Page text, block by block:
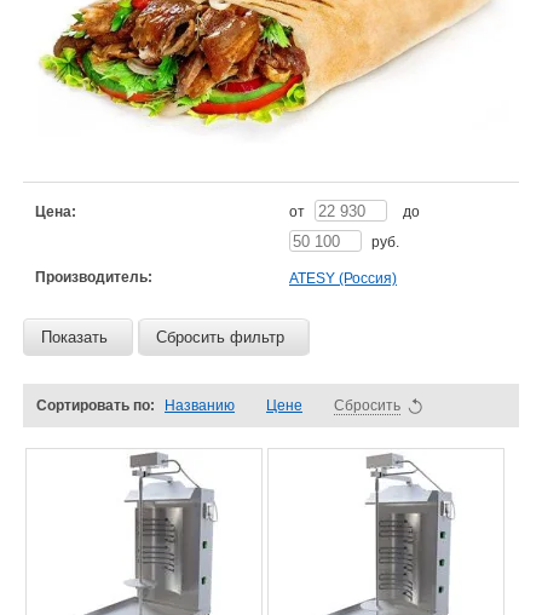
Цена: от
до
руб.
Производитель: ATESY (Россия)
Показать Сбросить фильтр
Сортировать по: Названию Цене Сбросить